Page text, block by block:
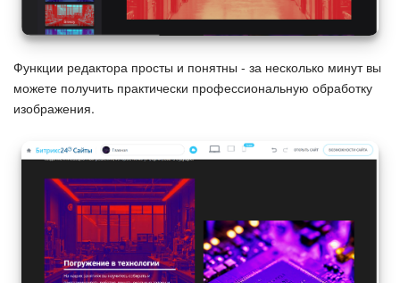
Интеграция 1С и Битрикс24
Сотрудники
Бизнес-процессы
Маркетплейс
Контакт-центр
Настройки
Функции редактора просты и понятны - за несколько минут вы
можете получить практически профессиональную обработку
изображения.